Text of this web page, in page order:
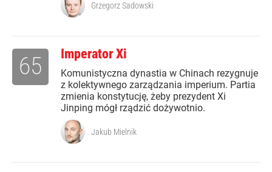
Grzegorz Sadowski
Imperator Xi
Komunistyczna dynastia w Chinach rezygnuje
z kolektywnego zarządzania imperium. Partia
zmienia konstytucję, żeby prezydent Xi
Jinping mógł rządzić dożywotnio.
65
Jakub Mielnik